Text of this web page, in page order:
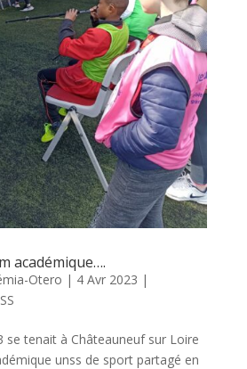
académique….
Otero | 4 Avr 2023 |
se tenait à Châteauneuf sur Loire
unss de sport partagé en